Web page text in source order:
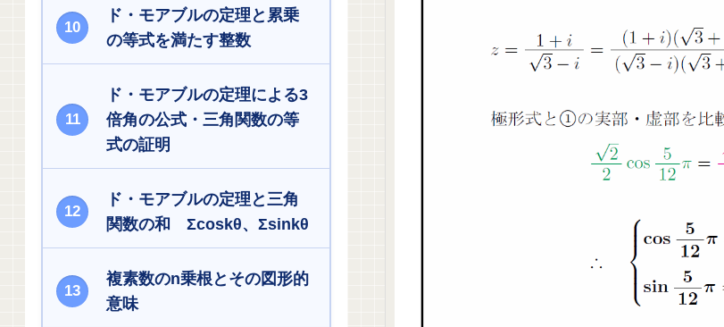
ド・モアブルの定理と累乗
の等式を満たす整数
ド・モアブルの定理による3
倍角の公式・三角関数の等
式の証明
ド・モアブルの定理と三角
関数の和 Σcoskθ、Σsinkθ
複素数のn乗根とその図形的
意味